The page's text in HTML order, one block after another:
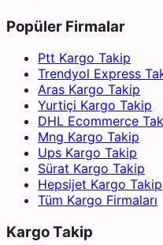
Popüler Firmalar
Ptt Kargo Takip
Trendyol Express
Aras Kargo Takip
Yurtiçi Kargo Takip
DHL Ecommerce
Mng Kargo Takip
Ups Kargo Takip
Sürat Kargo Takip
Hepsijet Kargo Takip
Tüm Kargo Firmaları
Kargo Takip